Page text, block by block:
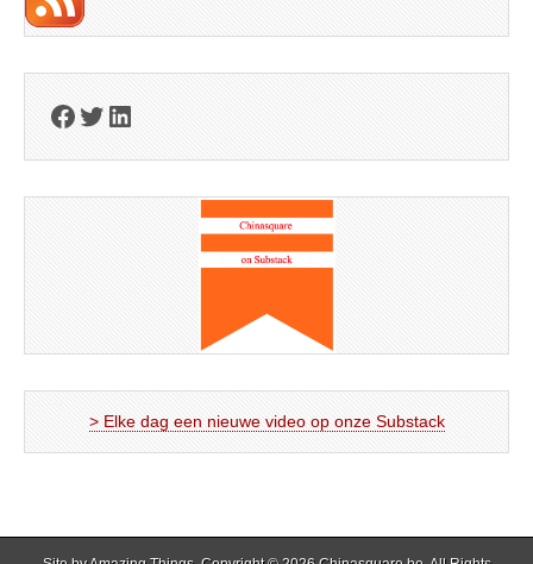
Facebook
Twitter
LinkedIn
> Elke dag een nieuwe video op onze Substack